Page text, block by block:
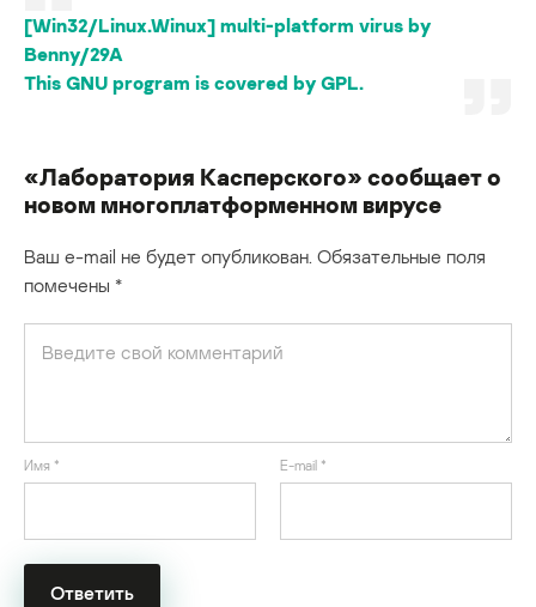
[Win32/Linux.Winux] multi-platform virus by
Benny/29A
This GNU program is covered by GPL.
«Лаборатория Касперского» сообщает о
новом многоплатформенном вирусе
Ваш e-mail не будет опубликован. Обязательные поля
помечены *
Имя * E-mail *